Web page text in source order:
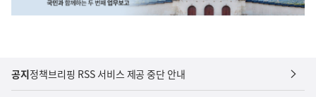
공지정책브리핑 RSS 서비스 제공 중단 안내